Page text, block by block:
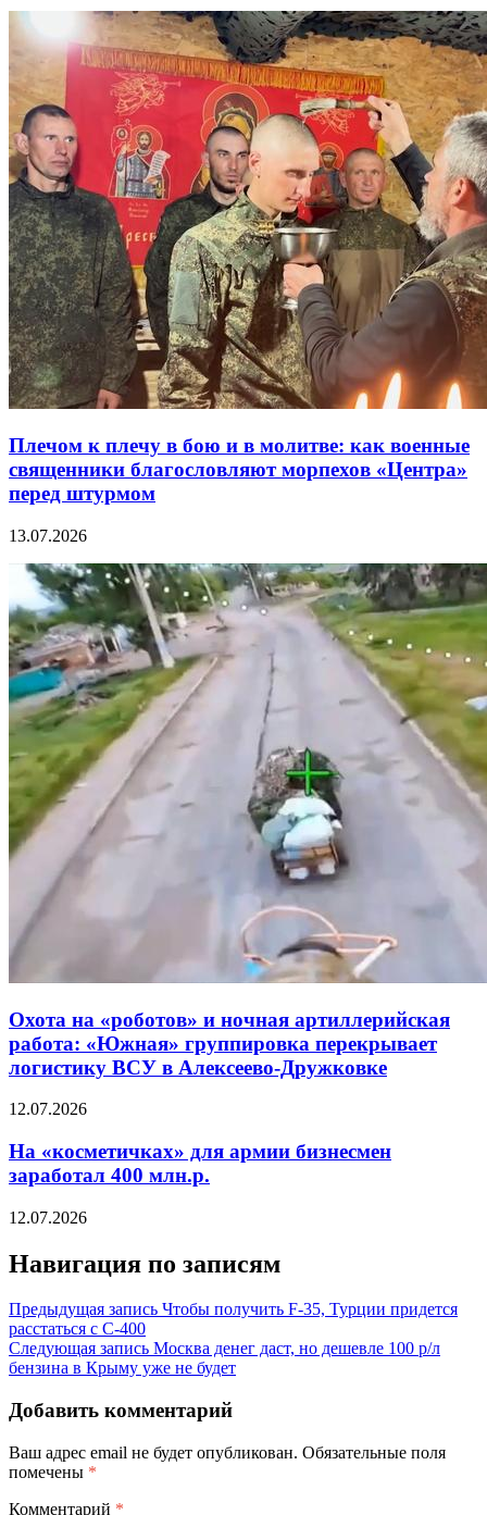
Плечом к плечу в бою и в молитве: как военные
священники благословляют морпехов «Центра»
перед штурмом
13.07.2026
Охота на «роботов» и ночная артиллерийская
работа: «Южная» группировка перекрывает
логистику ВСУ в Алексеево-Дружковке
12.07.2026
На «косметичках» для армии бизнесмен
заработал 400 млн.р.
12.07.2026
Навигация по записям
Предыдущая запись Чтобы получить F-35, Турции придется
расстаться с C-400
Следующая запись Москва денег даст, но дешевле 100 р/л
бензина в Крыму уже не будет
Добавить комментарий
Ваш адрес email не будет опубликован. Обязательные поля
помечены *
Комментарий *